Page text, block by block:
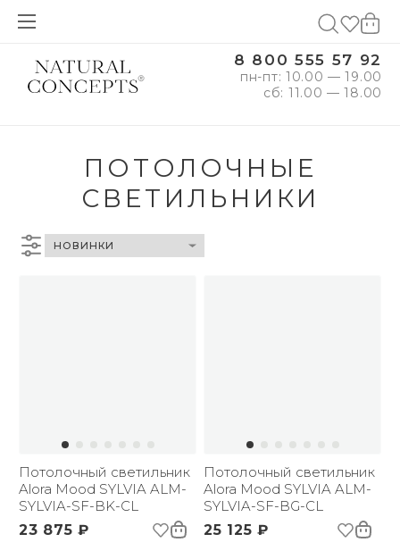
8 800 555 57 92
пн-пт: 10.00 — 19.00
сб: 11.00 — 18.00
ПОТОЛОЧНЫЕ
СВЕТИЛЬНИКИ
Потолочный светильник
Alora Mood SYLVIA ALM-
SYLVIA-SF-BK-CL
23 875 ₽
Потолочный светильник
Alora Mood SYLVIA ALM-
SYLVIA-SF-BG-CL
25 125 ₽